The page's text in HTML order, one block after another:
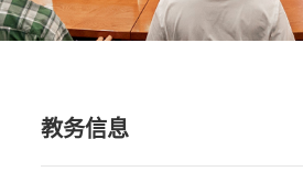
教务信息